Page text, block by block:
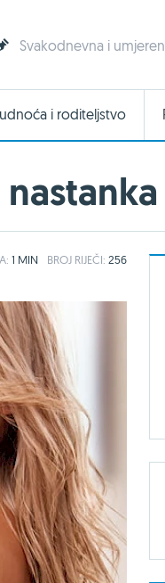
Svakodnevna i
i roditeljstvo
1 MIN BROJ RIJEČI: 256